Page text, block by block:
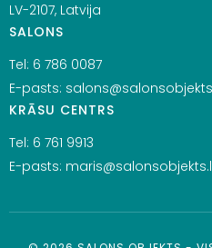
LV-2107, Latvija
SALONS
Tel: 6 786 0087
E-pasts:
KRĀSU CENTRS
Tel: 6 761 9913
E-pasts: